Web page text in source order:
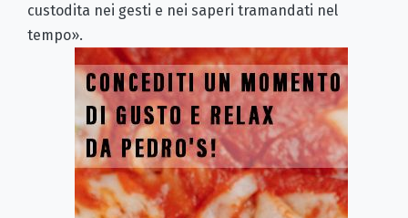
custodita nei gesti e nei saperi tramandati nel
tempo».